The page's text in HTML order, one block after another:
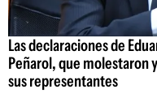
Las declaraciones de
Peñarol, que molestaron
sus representantes